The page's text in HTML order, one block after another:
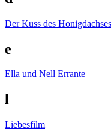
Der Kuss des Honigdachses
e
Ella und Nell Errante
l
Liebesfilm